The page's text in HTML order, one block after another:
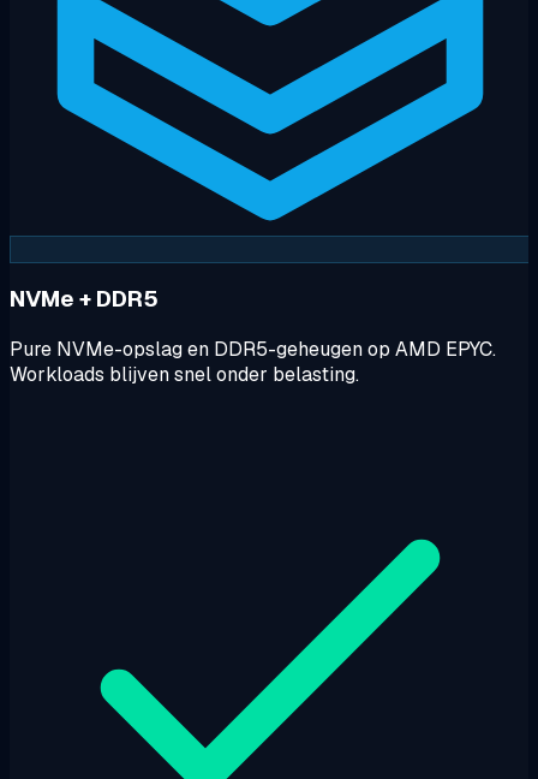
NVMe + DDR5
Pure NVMe-opslag en DDR5-geheugen op AMD EPYC.
Workloads blijven snel onder belasting.